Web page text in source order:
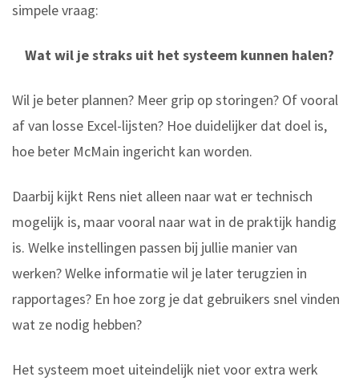
simpele vraag:
Wat wil je straks uit het systeem kunnen halen?
Wil je beter plannen? Meer grip op storingen? Of vooral
af van losse Excel-lijsten? Hoe duidelijker dat doel is,
hoe beter McMain ingericht kan worden.
Daarbij kijkt Rens niet alleen naar wat er technisch
mogelijk is, maar vooral naar wat in de praktijk handig
is. Welke instellingen passen bij jullie manier van
werken? Welke informatie wil je later terugzien in
rapportages? En hoe zorg je dat gebruikers snel vinden
wat ze nodig hebben?
Het systeem moet uiteindelijk niet voor extra werk